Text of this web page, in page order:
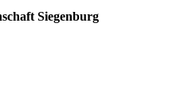
Siegenburg